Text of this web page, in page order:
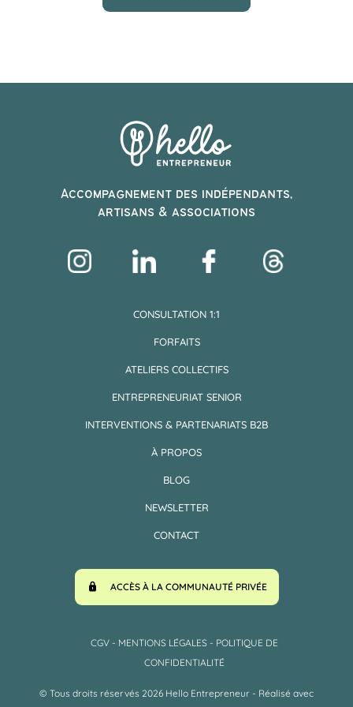
Accompagnement des indépendants,
artisans & associations
CONSULTATION 1:1
FORFAITS
ATELIERS COLLECTIFS
ENTREPRENEURIAT SENIOR
INTERVENTIONS & PARTENARIATS B2B
À PROPOS
BLOG
NEWSLETTER
CONTACT
ACCÈS À LA COMMUNAUTÉ PRIVÉE
CGV - MENTIONS LÉGALES - POLITIQUE DE
CONFIDENTIALITÉ
© Tous droits réservés 2026 Hello Entrepreneur - Réalisé avec